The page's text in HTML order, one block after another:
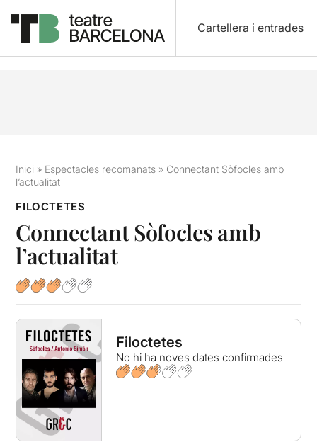
Cartellera i entrades
Inici » Espectacles recomanats » Connectant Sòfocles amb
l’actualitat
FILOCTETES
Connectant Sòfocles amb
l’actualitat
Filoctetes
No hi ha noves dates confirmades